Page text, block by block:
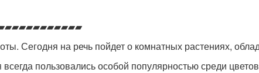
Сегодня на речь пойдет о комнатных растениях,
пользовались особой популярностью среди